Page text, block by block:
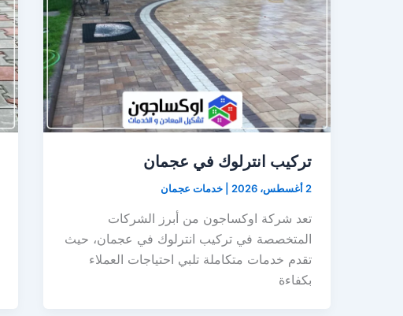
تركيب انترلوك في عجمان
2 أغسطس، 2026 خدمات عجمان
تعد شركة اوكساجون من أبرز الشركات
المتخصصة في تركيب انترلوك في عجمان، حيث
تقدم خدمات متكاملة تلبي احتياجات العملاء
بكفاءة